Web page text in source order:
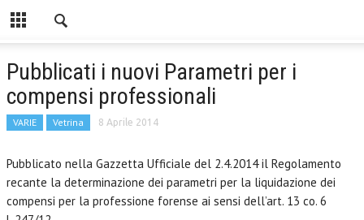
Pubblicati i nuovi Parametri per i
compensi professionali
VARIE Vetrina 8 Aprile 2014
Pubblicato nella Gazzetta Ufficiale del 2.4.2014 il Regolamento
recante la determinazione dei parametri per la liquidazione dei
compensi per la professione forense ai sensi dell’art. 13 co. 6